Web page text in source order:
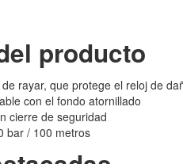
producto
rayar, que protege el reloj de
con el fondo atornillado
cierre de seguridad
bar / 100 metros